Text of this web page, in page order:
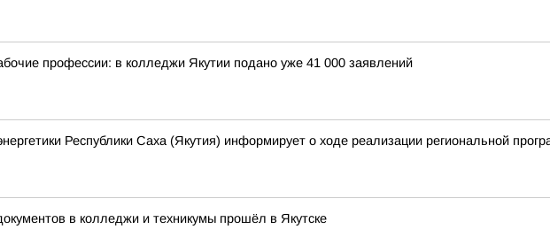
профессии: в колледжи Якутии подано уже 41 000 заявлений
Республики Саха (Якутия) информирует о ходе реализации региональной
в колледжи и техникумы прошёл в Якутске